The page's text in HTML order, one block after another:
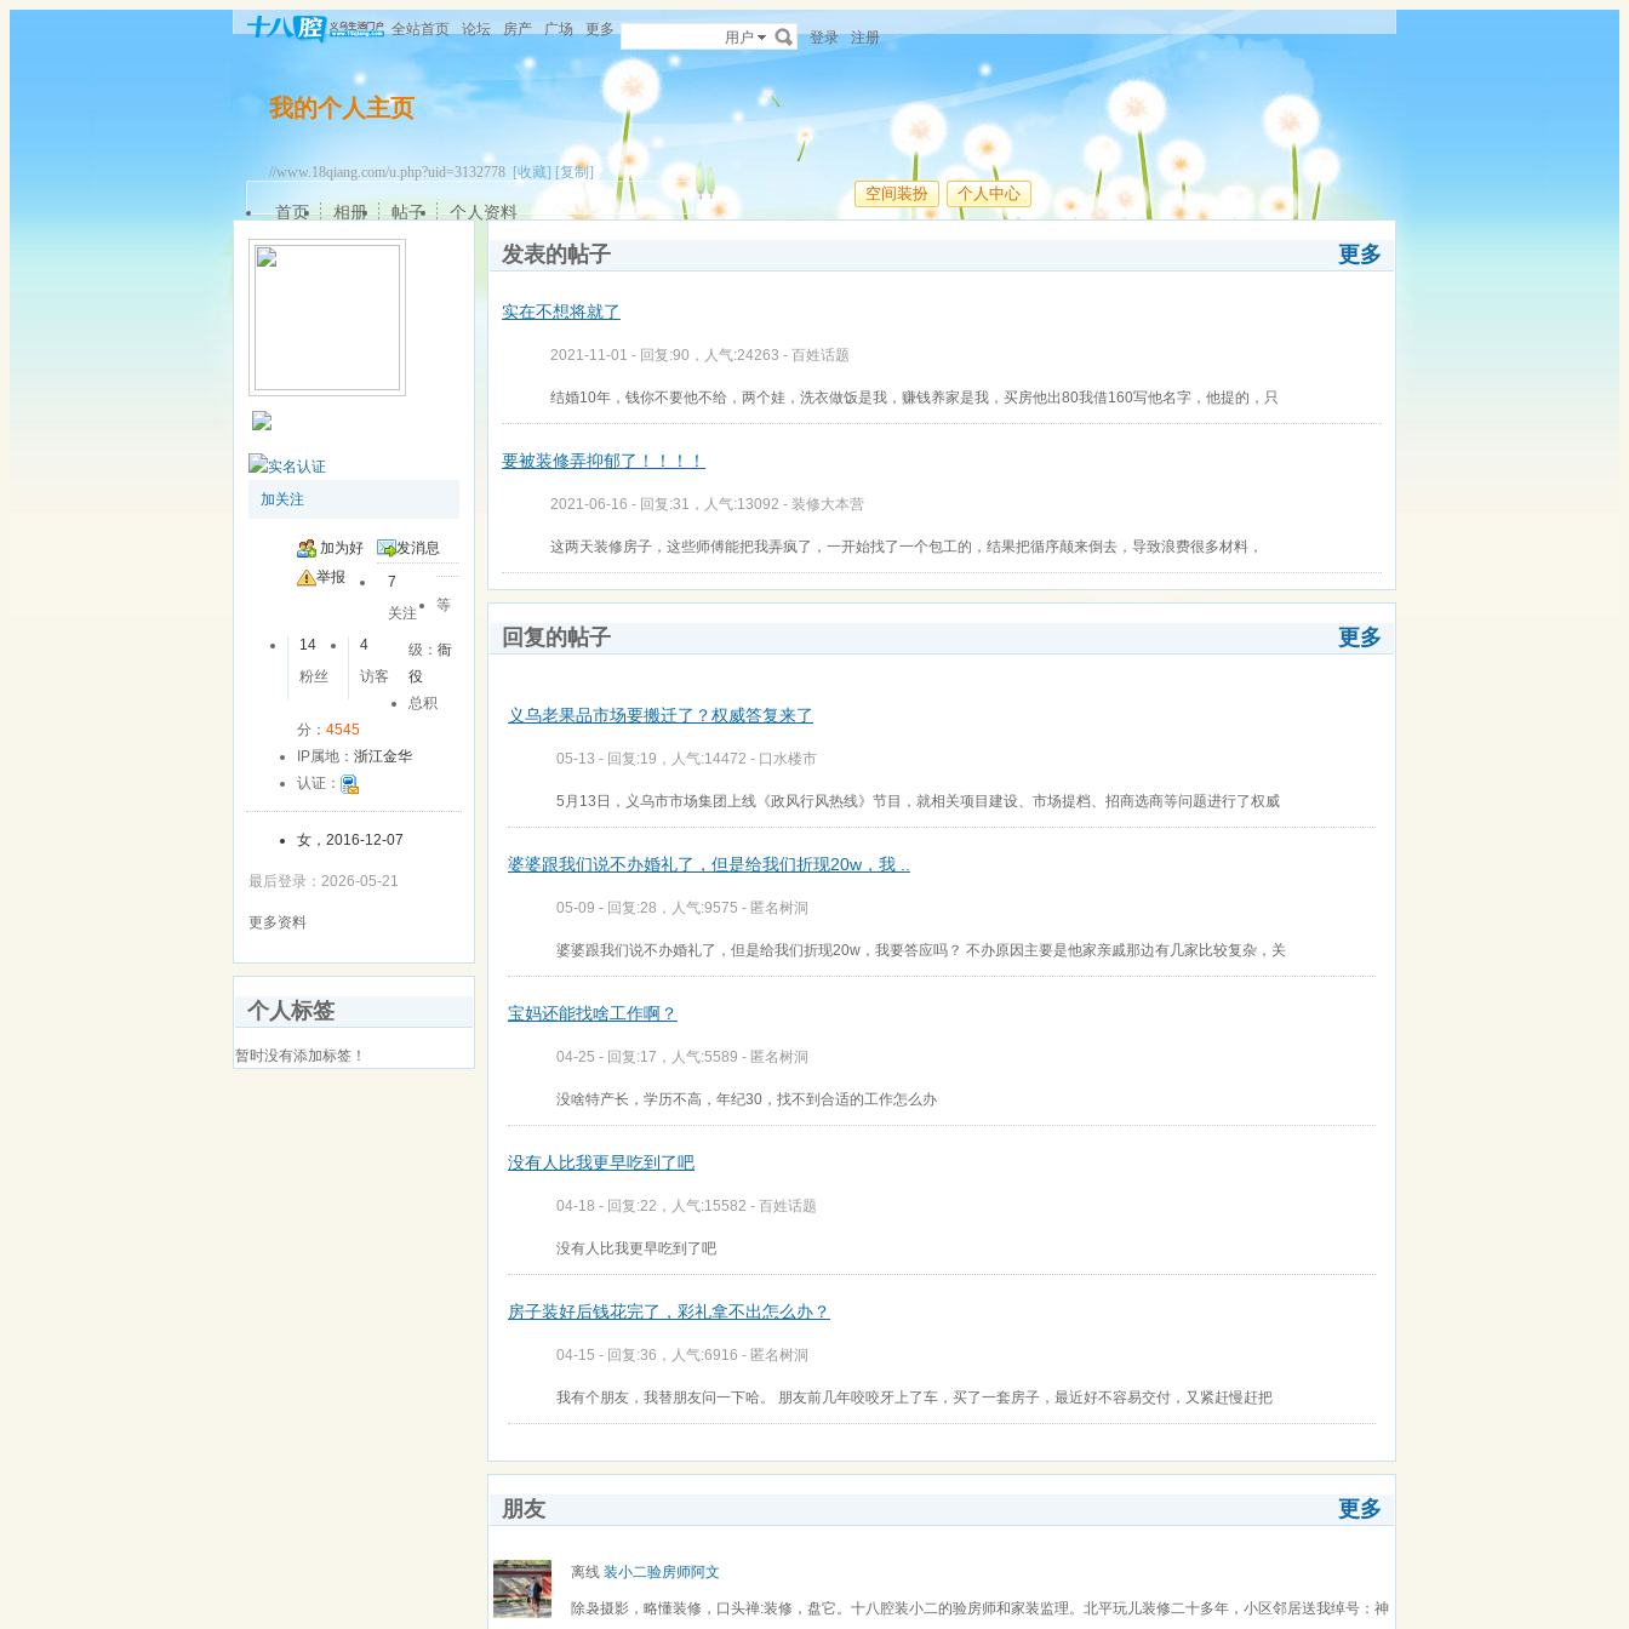
全站首页 论坛 房产 广场 更多 用户 登录 注册
我的个人主页
//www.18qiang.com/u.php?uid=3132778 [收藏] [复制]
空间装扮 个人中心
首页 相册 帖子 个人资料
加关注
加为好
友
发消息
举报
7
关注
14
粉丝
4
访客
等
级：衙
役
总积
分： 4545
IP属地： 浙江金华
认证：
女，2016-12-07
最后登录：2026-05-21
更多资料
个人标签
暂时没有添加标签！
更多
发表的帖子
实在不想将就了
2021-11-01 - 回复:90，人气:24263 - 百姓话题
结婚10年，钱你不要他不给，两个娃，洗衣做饭是我，赚钱养家是我，买房他出80我借160写他名字，他提的，只
要被装修弄抑郁了！！！！
2021-06-16 - 回复:31，人气:13092 - 装修大本营
这两天装修房子，这些师傅能把我弄疯了，一开始找了一个包工的，结果把循序颠来倒去，导致浪费很多材料，
更多
回复的帖子
义乌老果品市场要搬迁了？权威答复来了
05-13 - 回复:19，人气:14472 - 口水楼市
5月13日，义乌市市场集团上线《政风行风热线》节目，就相关项目建设、市场提档、招商选商等问题进行了权威
婆婆跟我们说不办婚礼了，但是给我们折现20w，我 ..
05-09 - 回复:28，人气:9575 - 匿名树洞
婆婆跟我们说不办婚礼了，但是给我们折现20w，我要答应吗？ 不办原因主要是他家亲戚那边有几家比较复杂，关
宝妈还能找啥工作啊？
04-25 - 回复:17，人气:5589 - 匿名树洞
没啥特产长，学历不高，年纪30，找不到合适的工作怎么办
没有人比我更早吃到了吧
04-18 - 回复:22，人气:15582 - 百姓话题
没有人比我更早吃到了吧
房子装好后钱花完了，彩礼拿不出怎么办？
04-15 - 回复:36，人气:6916 - 匿名树洞
我有个朋友，我替朋友问一下哈。 朋友前几年咬咬牙上了车，买了一套房子，最近好不容易交付，又紧赶慢赶把
更多
朋友
离线 装小二验房师阿文
除袅摄影，略懂装修，口头禅:装修，盘它。十八腔装小二的验房师和家装监理。北平玩儿装修二十多年，小区邻居送我绰号：神